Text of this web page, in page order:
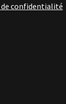
confidentialité